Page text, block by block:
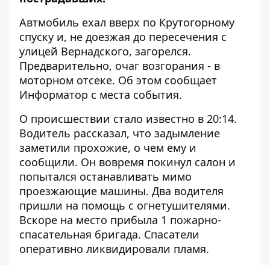
Автмобиль ехал вверх по Крутогорному
спуску и, не доезжая до пересечения с
улицей Вернадского, загорелся.
Предварительно, очаг возгорания - в
моторном отсеке. Об этом сообщает
Информатор с места события.
О происшествии стало известно в 20:14.
Водитель рассказал, что задымление
заметили прохожие, о чем ему и
сообщили. Он вовремя покинул салон и
попытался останавливать мимо
проезжающие машины. Два водителя
пришли на помощь с огнетушителями.
Вскоре на место прибыла 1 пожарно-
спасательная бригада. Спасатели
оперативно ликвидировали пламя.